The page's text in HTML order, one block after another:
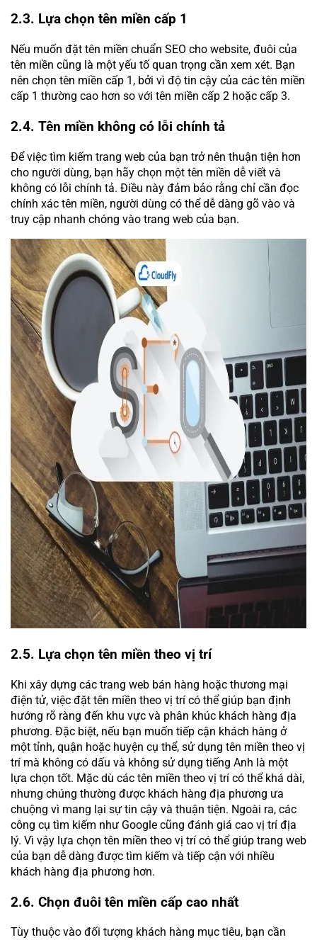
2.3. Lựa chọn tên miền cấp 1
Nếu muốn đặt tên miền chuẩn SEO cho website, đuôi của
tên miền cũng là một yếu tố quan trọng cần xem xét. Bạn
nên chọn tên miền cấp 1, bởi vì độ tin cậy của các tên miền
cấp 1 thường cao hơn so với tên miền cấp 2 hoặc cấp 3.
2.4. Tên miền không có lỗi chính tả
Để việc tìm kiếm trang web của bạn trở nên thuận tiện hơn
cho người dùng, bạn hãy chọn một tên miền dễ viết và
không có lỗi chính tả. Điều này đảm bảo rằng chỉ cần đọc
chính xác tên miền, người dùng có thể dễ dàng gõ vào và
truy cập nhanh chóng vào trang web của bạn.
2.5. Lựa chọn tên miền theo vị trí
Khi xây dựng các trang web bán hàng hoặc thương mại
điện tử, việc đặt tên miền theo vị trí có thể giúp bạn định
hướng rõ ràng đến khu vực và phân khúc khách hàng địa
phương. Đặc biệt, nếu bạn muốn tiếp cận khách hàng ở
một tỉnh, quận hoặc huyện cụ thể, sử dụng tên miền theo vị
trí mà không có dấu và không sử dụng tiếng Anh là một
lựa chọn tốt. Mặc dù các tên miền theo vị trí có thể khá dài,
nhưng chúng thường được khách hàng địa phương ưa
chuộng vì mang lại sự tin cậy và thuận tiện. Ngoài ra, các
công cụ tìm kiếm như Google cũng đánh giá cao vị trí địa
lý. Vì vậy lựa chọn tên miền theo vị trí có thể giúp trang web
của bạn dễ dàng được tìm kiếm và tiếp cận với nhiều
khách hàng địa phương hơn.
2.6. Chọn đuôi tên miền cấp cao nhất
Tùy thuộc vào đối tượng khách hàng mục tiêu, bạn cần